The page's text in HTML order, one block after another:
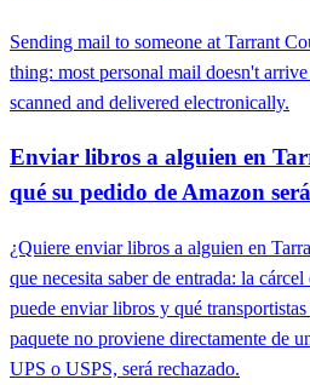
Sending mail to someone at Tarrant
thing: most personal mail doesn't
scanned and delivered electronically.
Enviar libros a alguien en
qué su pedido de Amazon
¿Quiere enviar libros a alguien en
que necesita saber de entrada: la
puede enviar libros y qué
paquete no proviene directamente de
UPS o USPS, será rechazado.